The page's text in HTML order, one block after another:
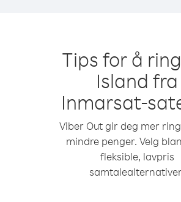
Tips for å
Island fra
Inmarsat-
Viber Out gir deg mer
mindre penger. Velg
fleksible, lavpris